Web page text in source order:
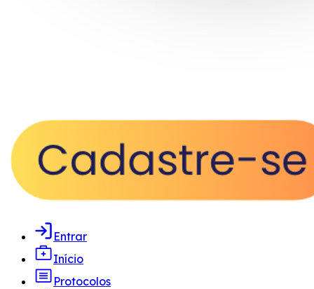
Entrar
Início
Protocolos